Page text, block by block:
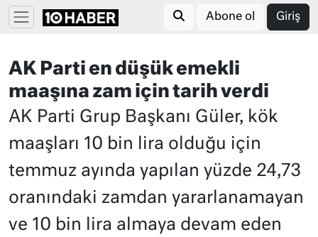
Abone ol Giriş
AK Parti en düşük emekli
maaşına zam için tarih verdi
AK Parti Grup Başkanı Güler, kök
maaşları 10 bin lira olduğu için
temmuz ayında yapılan yüzde 24,73
oranındaki zamdan yararlanamayan
ve 10 bin lira almaya devam eden